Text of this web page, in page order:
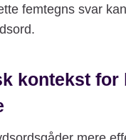
femtegns svar
kontekst for